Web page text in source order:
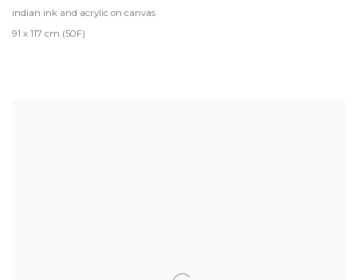
indian ink and acrylic on canvas
91 x 117 cm (50F)